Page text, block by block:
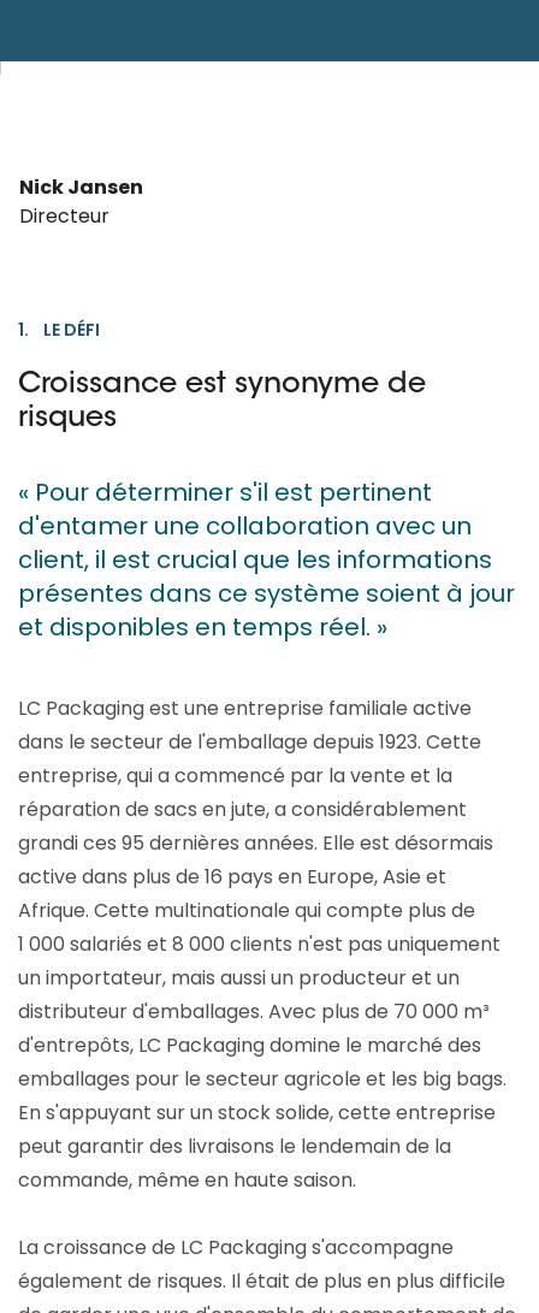
Nick Jansen
Directeur
1. LE DÉFI
Croissance est synonyme de
risques
« Pour déterminer s'il est pertinent
d'entamer une collaboration avec un
client, il est crucial que les informations
présentes dans ce système soient à jour
et disponibles en temps réel. »
LC Packaging est une entreprise familiale active
dans le secteur de l'emballage depuis 1923. Cette
entreprise, qui a commencé par la vente et la
réparation de sacs en jute, a considérablement
grandi ces 95 dernières années. Elle est désormais
active dans plus de 16 pays en Europe, Asie et
Afrique. Cette multinationale qui compte plus de
1 000 salariés et 8 000 clients n'est pas uniquement
un importateur, mais aussi un producteur et un
distributeur d'emballages. Avec plus de 70 000 m³
d'entrepôts, LC Packaging domine le marché des
emballages pour le secteur agricole et les big bags.
En s'appuyant sur un stock solide, cette entreprise
peut garantir des livraisons le lendemain de la
commande, même en haute saison.
La croissance de LC Packaging s'accompagne
également de risques. Il était de plus en plus difficile